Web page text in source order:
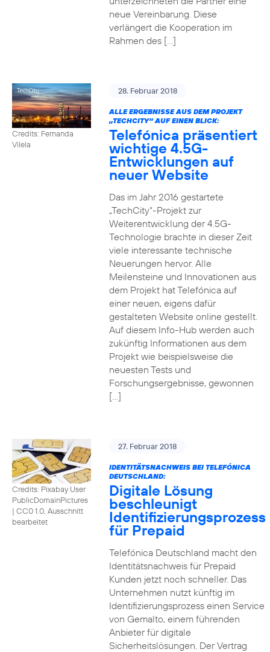
neue Vereinbarung. Diese
verlängert die Kooperation im
Rahmen des […]
Credits: Fernanda
Vilela
28. Februar 2018
ALLE ERGEBNISSE AUS DEM PROJEKT
„TECHCITY“ AUF EINEN BLICK:
Telefónica präsentiert
wichtige 4.5G-
Entwicklungen auf
neuer Website
Das im Jahr 2016 gestartete
„TechCity“-Projekt zur
Weiterentwicklung der 4.5G-
Technologie brachte in dieser Zeit
viele interessante technische
Neuerungen hervor. Alle
Meilensteine und Innovationen aus
dem Projekt hat Telefónica auf
einer neuen, eigens dafür
gestalteten Website online gestellt.
Auf diesem Info-Hub werden auch
zukünftig Informationen aus dem
Projekt wie beispielsweise die
neuesten Tests und
Forschungsergebnisse, gewonnen
[…]
Credits: Pixabay User
PublicDomainPictures
| CC0 1.0, Ausschnitt
bearbeitet
27. Februar 2018
IDENTITÄTSNACHWEIS BEI TELEFÓNICA
DEUTSCHLAND:
Digitale Lösung
beschleunigt
Identifizierungsprozess
für Prepaid
Telefónica Deutschland macht den
Identitätsnachweis für Prepaid
Kunden jetzt noch schneller. Das
Unternehmen nutzt künftig im
Identifizierungsprozess einen Service
von Gemalto, einem führenden
Anbieter für digitale
Sicherheitslösungen. Der Vertrag